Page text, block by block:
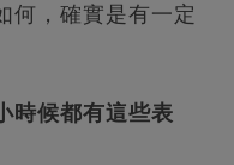
何，確實是有一定
時候都有這些表